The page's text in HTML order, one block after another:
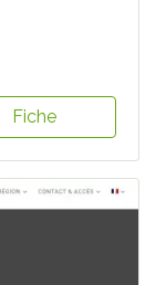
Fiche